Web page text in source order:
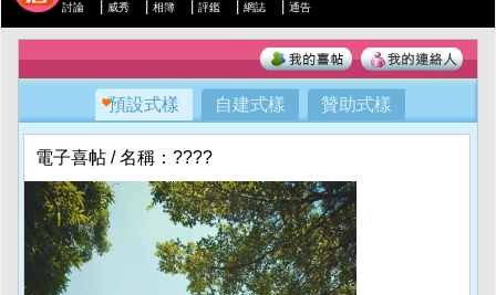
討論 威秀 相簿 評鑑 網誌 通告
預設式樣 自建式樣 贊助式樣
電子喜帖 / 名稱：????